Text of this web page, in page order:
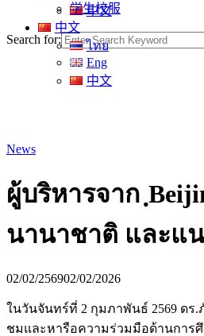
学生校服
中文
ไทย
Eng
中文
中文
Search for:
News
ผู้บริหารจาก
นานาชาติ และแ
02/02/256902/02/2026
ในวันจันทร์ที่ 2 กุมภาพันธ์ 2569 ดร.
ชมและหารือความร่วมมือด้านการ